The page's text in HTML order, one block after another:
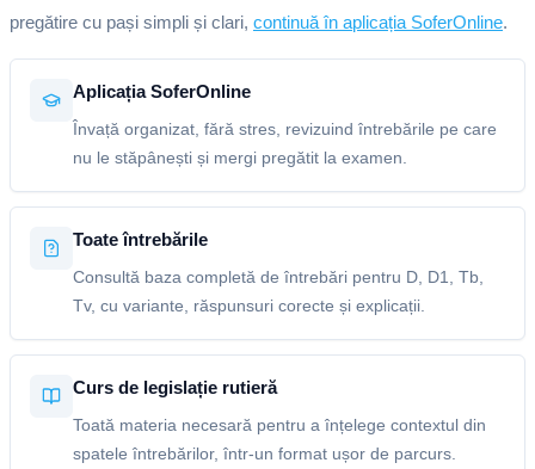
pregătire cu pași simpli și clari, continuă în aplicația SoferOnline.
Aplicația SoferOnline
Învață organizat, fără stres, revizuind întrebările pe care
nu le stăpânești și mergi pregătit la examen.
Toate întrebările
Consultă baza completă de întrebări pentru D, D1, Tb,
Tv, cu variante, răspunsuri corecte și explicații.
Curs de legislație rutieră
Toată materia necesară pentru a înțelege contextul din
spatele întrebărilor, într-un format ușor de parcurs.